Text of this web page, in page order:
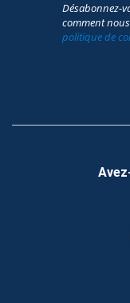
Désabonnez-
comment
politique de